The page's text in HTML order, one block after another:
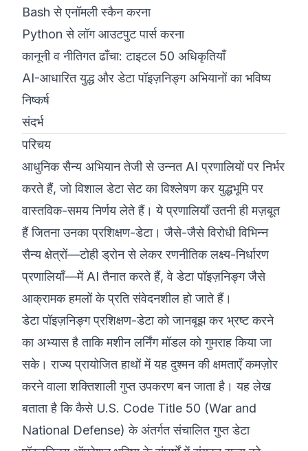
Bash से एनॉमली स्कैन करना
Python से लॉग आउटपुट पार्स करना
कानूनी व नीतिगत ढाँचा: टाइटल 50 अधिकृतियाँ
AI-आधारित युद्ध और डेटा पॉइज़निङ्ग अभियानों का भविष्य
निष्कर्ष
संदर्भ
परिचय
आधुनिक सैन्य अभियान तेजी से उन्नत AI प्रणालियों पर निर्भर
करते हैं, जो विशाल डेटा सेट का विश्लेषण कर युद्धभूमि पर
वास्तविक-समय निर्णय लेते हैं। ये प्रणालियाँ उतनी ही मज़बूत
हैं जितना उनका प्रशिक्षण-डेटा। जैसे-जैसे विरोधी विभिन्न
सैन्य क्षेत्रों—टोही ड्रोन से लेकर रणनीतिक लक्ष्य-निर्धारण
प्रणालियाँ—में AI तैनात करते हैं, वे डेटा पॉइज़निङ्ग जैसे
आक्रामक हमलों के प्रति संवेदनशील हो जाते हैं।
डेटा पॉइज़निङ्ग प्रशिक्षण-डेटा को जानबूझ कर भ्रष्ट करने
का अभ्यास है ताकि मशीन लर्निंग मॉडल को गुमराह किया जा
सके। राज्य प्रायोजित हाथों में यह दुश्मन की क्षमताएँ कमज़ोर
करने वाला शक्तिशाली गुप्त उपकरण बन जाता है। यह लेख
बताता है कि कैसे U.S. Code Title 50 (War and
National Defense) के अंतर्गत संचालित गुप्त डेटा